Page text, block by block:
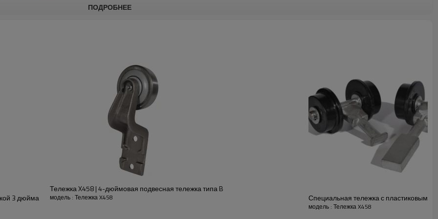
конфигурацию конвейера.
| 4-дюймовая подвесная тележка, тип A Описание：
| 4-дюймовая подвесная тележка, тип A Описание：
тележки
ПОДРОБНЕЕ
3 дюйма
Тележка X458 | 4-дюймовая подвесная тележка типа B
модель : Тележка X458 Специальная тележка с пластиковым
модель : Тележка X458